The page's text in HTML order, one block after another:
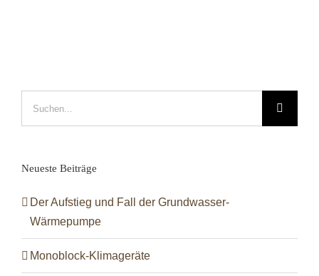
Neueste Beiträge
Der Aufstieg und Fall der Grundwasser-
Wärmepumpe
Monoblock-Klimageräte